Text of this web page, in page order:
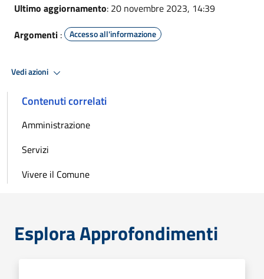
Ultimo aggiornamento: 20 novembre 2023, 14:39
Argomenti : Accesso all'informazione
Vedi azioni
Contenuti correlati
Amministrazione
Servizi
Vivere il Comune
Esplora Approfondimenti